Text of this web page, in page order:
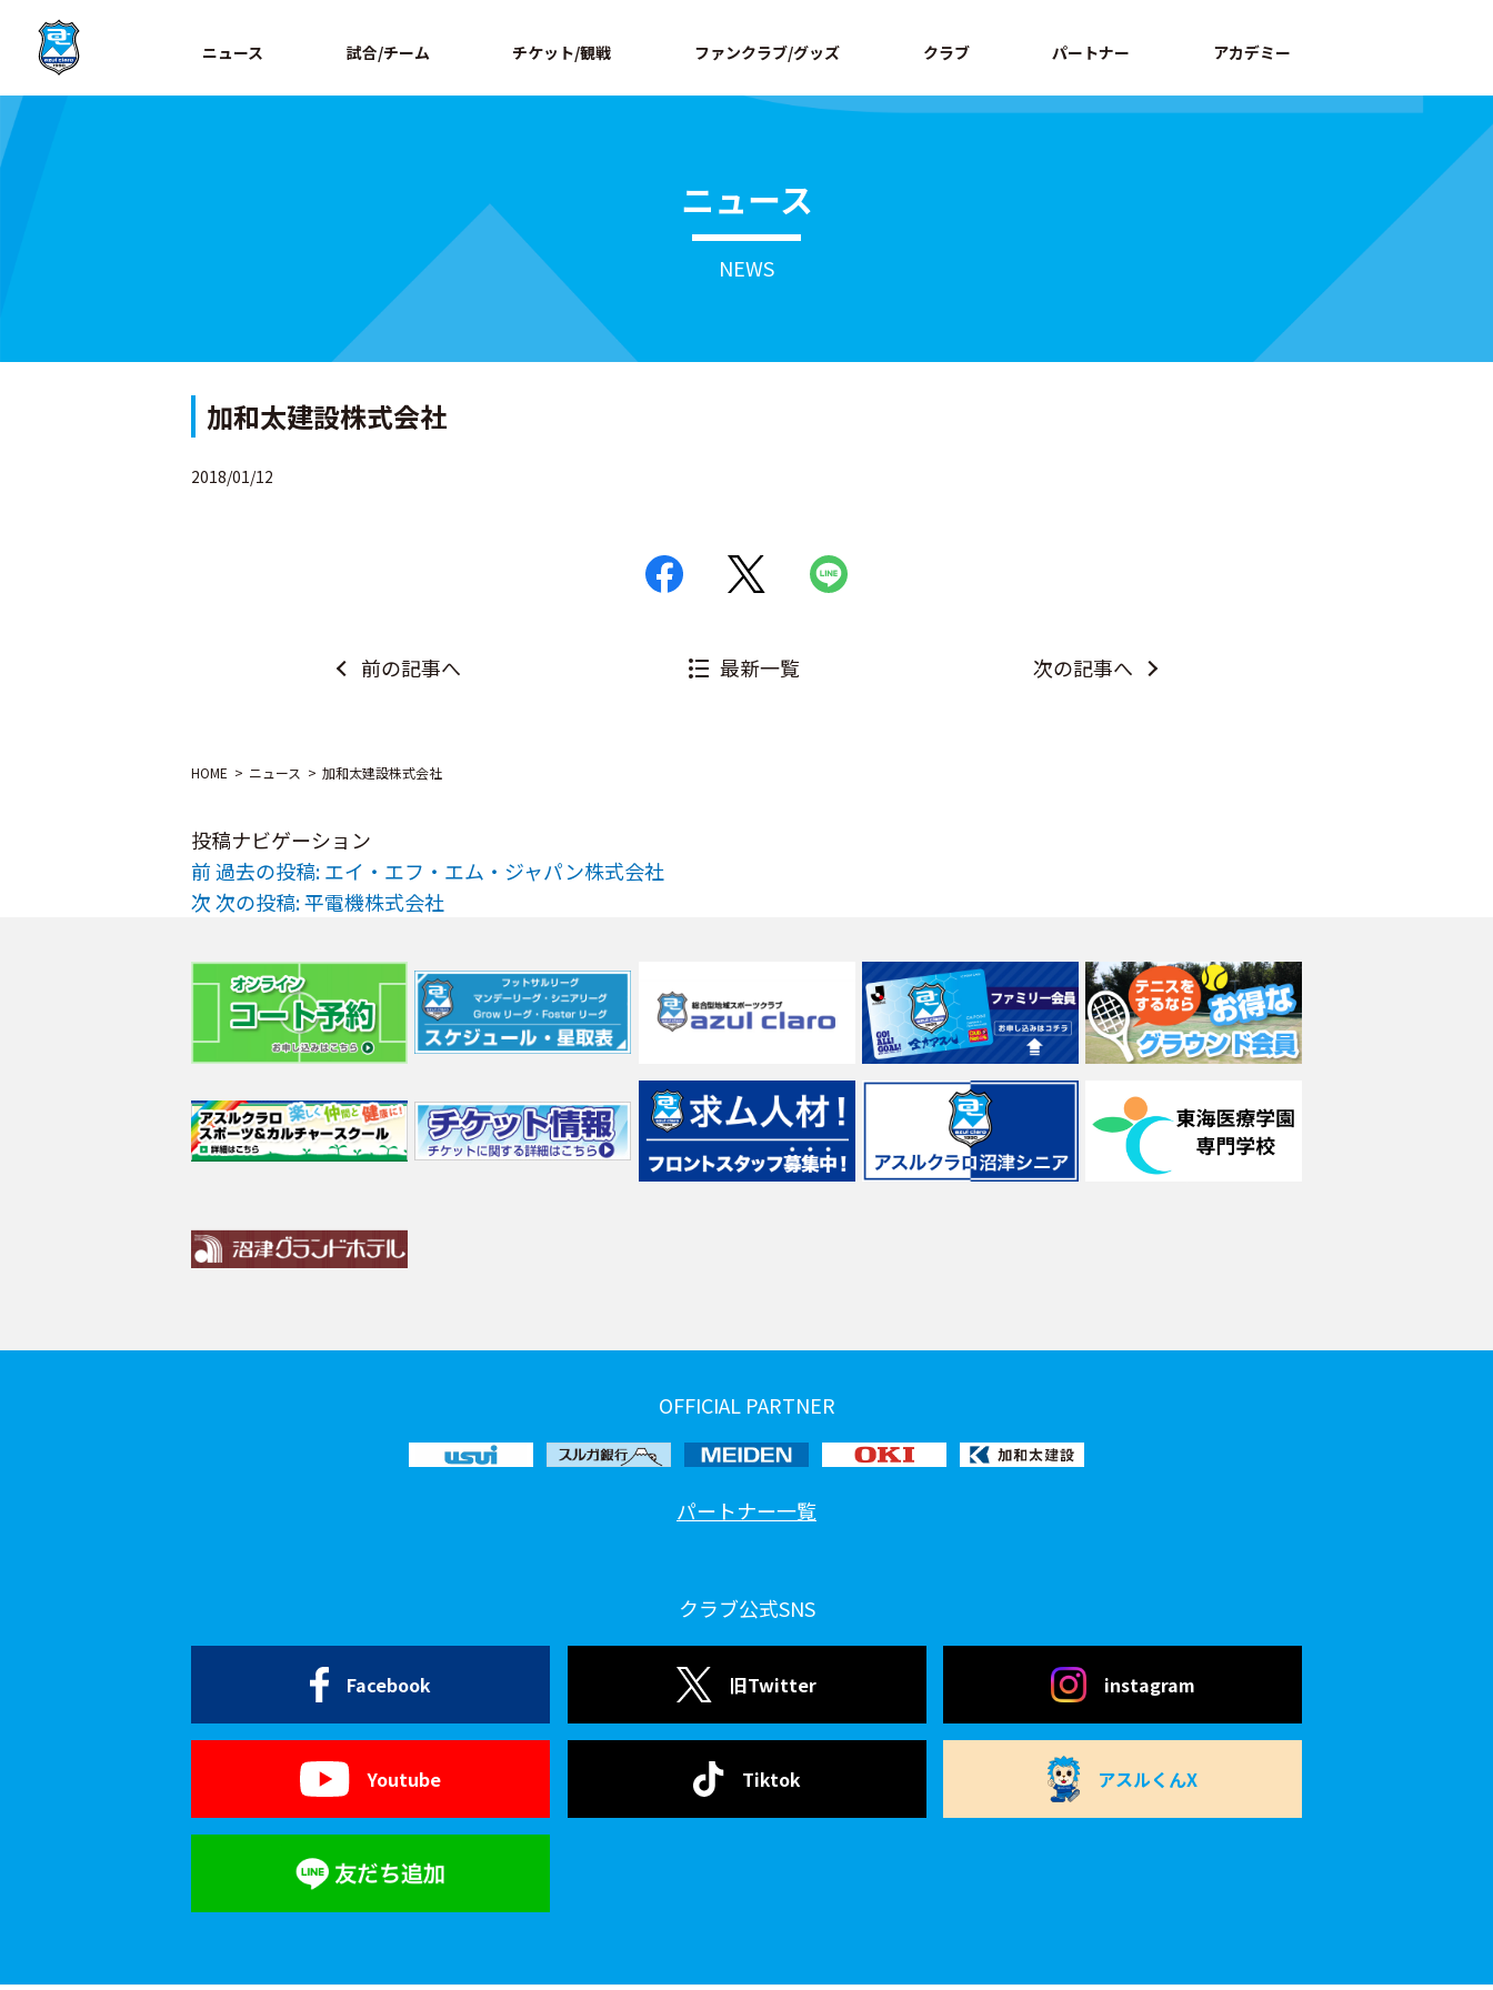
ニュース 試合/チーム チケット/観戦 ファンクラブ/グッズ クラブ パートナー アカデミー
ニュース
NEWS
加和太建設株式会社
2018/01/12
前の記事へ 最新一覧 次の記事へ
HOME ニュース 加和太建設株式会社
投稿ナビゲーション
前過去の投稿:エイ・エフ・エム・ジャパン株式会社
次次の投稿:平電機株式会社
OFFICIAL PARTNER
パートナー一覧
クラブ公式SNS
Facebook 旧Twitter instagram
Youtube Tiktok アスルくんX